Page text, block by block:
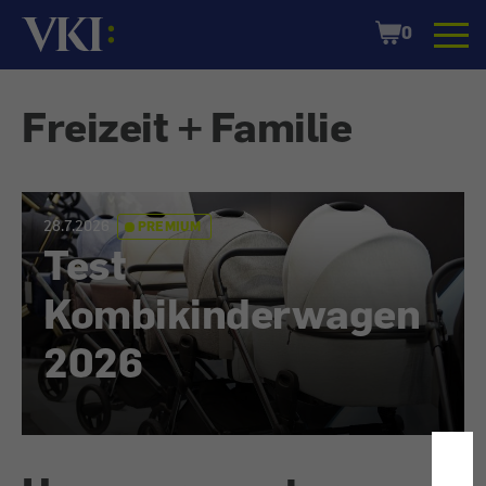
Startseite
Shopping
Cart
0
Freizeit + Familie
28.7.2026 PREMIUM
Test
Kombikinderwagen
2026